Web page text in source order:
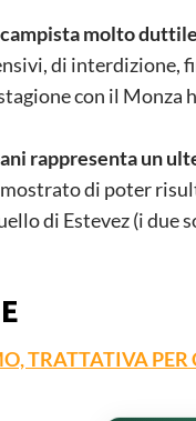
molto
di interdizione,
con il
rappresenta un
di poter
di Estevez (i
TRATTATIVA